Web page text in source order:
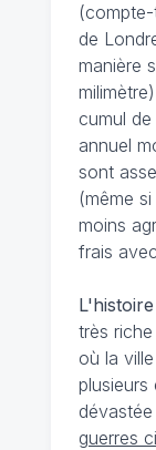
de
manière
cumul
annuel
sont
(même
moins
frais
très
où la
plusieurs
guerres